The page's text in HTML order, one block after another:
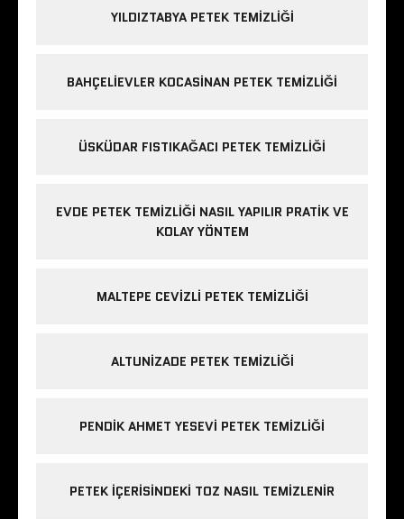
YILDIZTABYA PETEK TEMIZLIĞI
BAHÇELIEVLER KOCASINAN PETEK TEMIZLIĞI
ÜSKÜDAR FISTIKAĞACI PETEK TEMIZLIĞI
EVDE PETEK TEMIZLIĞI NASIL YAPILIR PRATIK VE
KOLAY YÖNTEM
MALTEPE CEVIZLI PETEK TEMIZLIĞI
ALTUNIZADE PETEK TEMIZLIĞI
PENDIK AHMET YESEVI PETEK TEMIZLIĞI
PETEK IÇERISINDEKI TOZ NASIL TEMIZLENIR